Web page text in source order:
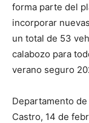
forma parte del
incorporar
un total de 53
calabozo para
verano seguro
Departamento de
Castro, 14 de